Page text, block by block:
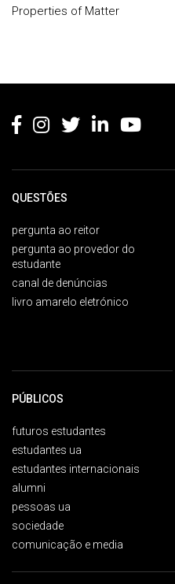
Properties of Matter
QUESTÕES
pergunta ao reitor
pergunta ao provedor do
estudante
canal de denúncias
livro amarelo eletrónico
PÚBLICOS
futuros estudantes
estudantes ua
estudantes internacionais
alumni
pessoas ua
sociedade
comunicação e media